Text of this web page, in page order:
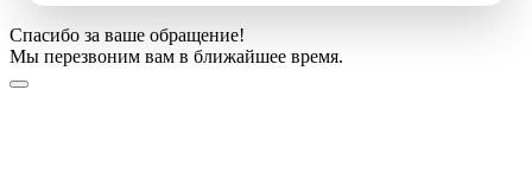
Спасибо за ваше обращение!
Мы перезвоним вам в ближайшее время.